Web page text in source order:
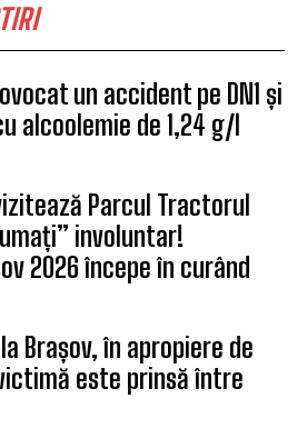
un accident pe DN1 și
alcoolemie de 1,24 g/l
Parcul Tractorul
involuntar!
2026 începe în curând
Brașov, în apropiere de
victimă este prinsă între